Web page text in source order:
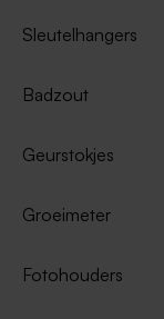
Sleutelhangers
Badzout
Geurstokjes
Groeimeter
Fotohouders